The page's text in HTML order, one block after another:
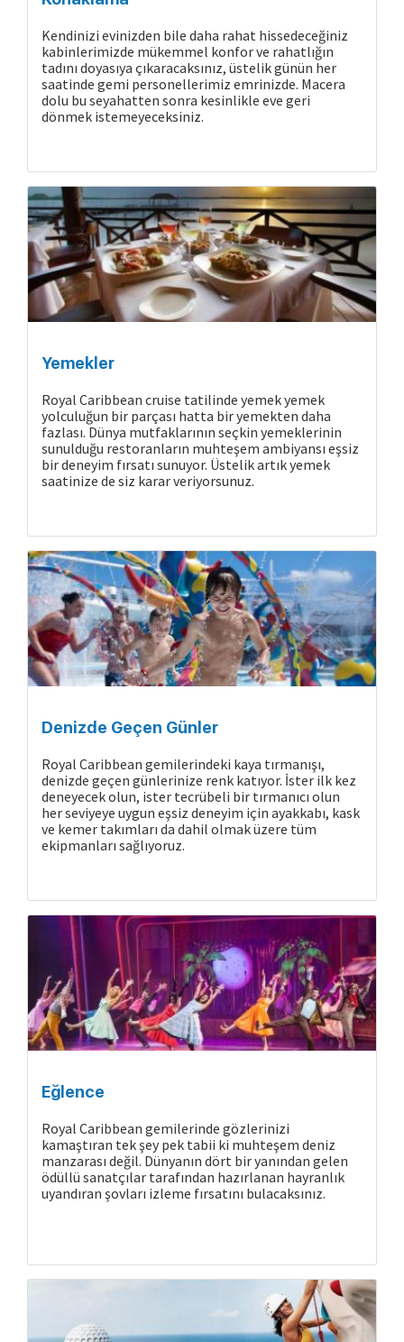
Cruise Hakkında
Kendinizi evinizden bile daha rahat hissedeceğiniz
kabinlerimizde mükemmel konfor ve rahatlığın
tadını doyasıya çıkaracaksınız, üstelik günün her
saatinde gemi personellerimiz emrinizde. Macera
dolu bu seyahatten sonra kesinlikle eve geri
dönmek istemeyeceksiniz.
Yemekler
Royal Caribbean cruise tatilinde yemek yemek
yolculuğun bir parçası hatta bir yemekten daha
fazlası. Dünya mutfaklarının seçkin yemeklerinin
sunulduğu restoranların muhteşem ambiyansı eşsiz
bir deneyim fırsatı sunuyor. Üstelik artık yemek
saatinize de siz karar veriyorsunuz.
Denizde Geçen Günler
Royal Caribbean gemilerindeki kaya tırmanışı,
denizde geçen günlerinize renk katıyor. İster ilk kez
deneyecek olun, ister tecrübeli bir tırmanıcı olun
her seviyeye uygun eşsiz deneyim için ayakkabı, kask
ve kemer takımları da dahil olmak üzere tüm
ekipmanları sağlıyoruz.
Eğlence
Royal Caribbean gemilerinde gözlerinizi
kamaştıran tek şey pek tabii ki muhteşem deniz
manzarası değil. Dünyanın dört bir yanından gelen
ödüllü sanatçılar tarafından hazırlanan hayranlık
uyandıran şovları izleme fırsatını bulacaksınız.